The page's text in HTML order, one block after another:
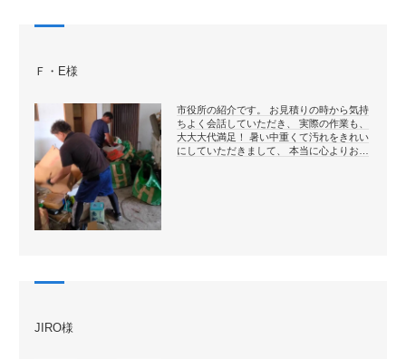
Ｆ・E様
市役所の紹介です。 お見積りの時から気持
ちよく会話していただき、 実際の作業も、
大大大代満足！ 暑い中重くて汚れをきれい
にしていただきまして、 本当に心よりお…
JIRO様